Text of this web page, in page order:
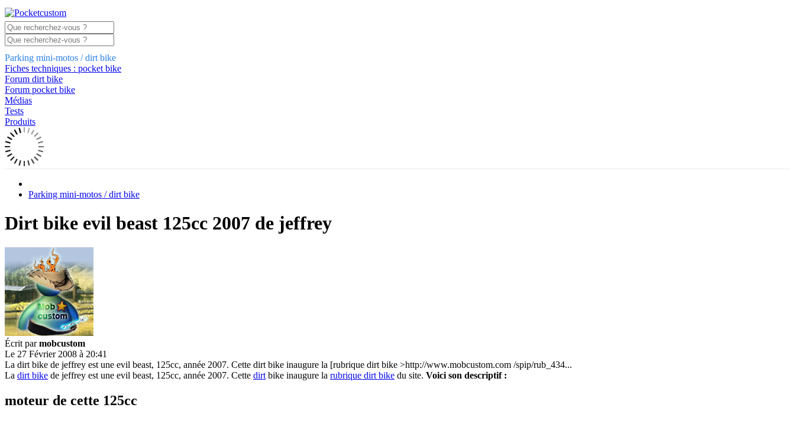
Parking mini-motos / dirt bike
Fiches techniques : pocket bike
Forum dirt bike
Forum pocket bike
Médias
Tests
Produits
Parking mini-motos / dirt bike
Dirt bike evil beast 125cc 2007 de jeffrey
Écrit parmobcustom
Le 27 Février 2008 à 20:41
La dirt bike de jeffrey est une evil beast, 125cc, année 2007. Cette dirt bike inaugure la [rubrique dirt bike >http://www.mobcustom.com /spip/rub_434...
La dirt bike de jeffrey est une evil beast, 125cc, année 2007. Cette dirt bike inaugure la rubrique dirt bike du site. Voici son descriptif :
moteur de cette 125cc